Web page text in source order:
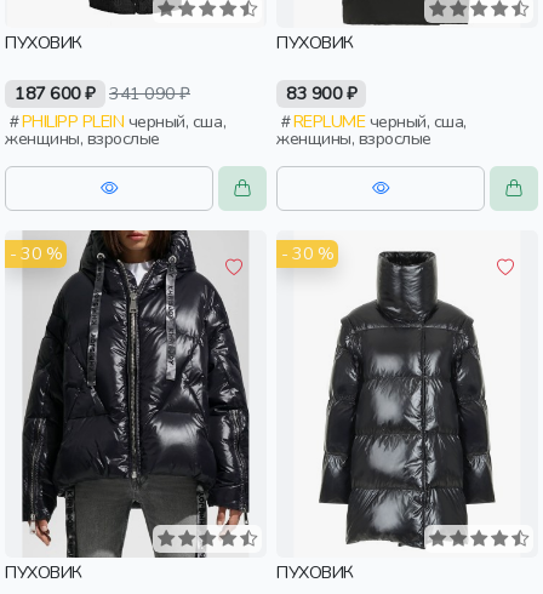
ПУХОВИК
187 600 ₽ 341 090 ₽
PHILIPP PLEIN
женщины, взрослые
ПУХОВИК
83 900 ₽
REPLUMEчерный, сша,
женщины, взрослые
- 30 %
ПУХОВИК
- 30 %
ПУХОВИК